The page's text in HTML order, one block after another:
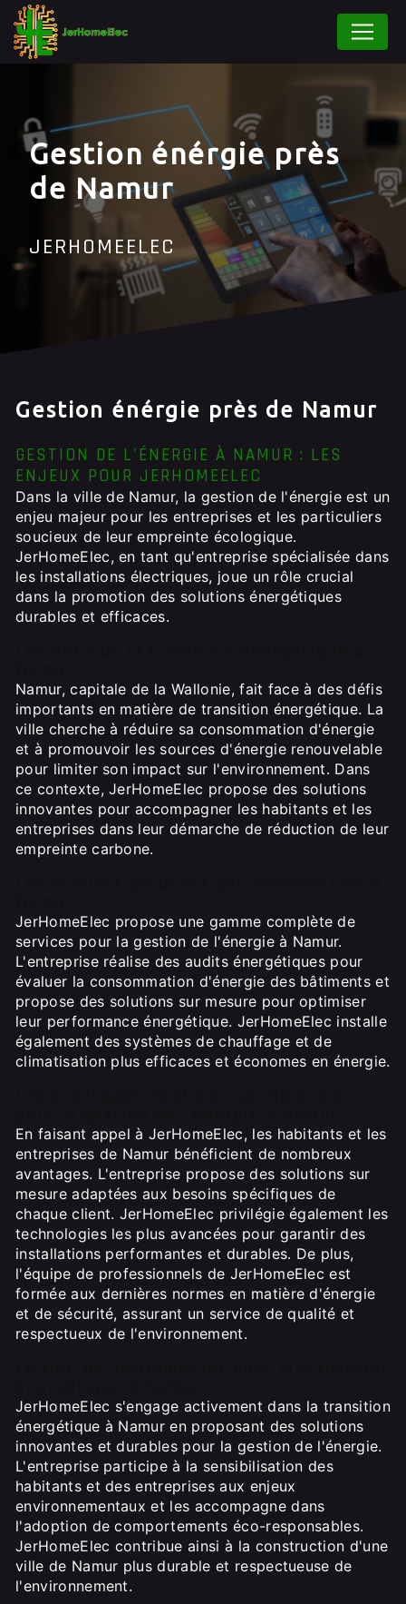
Gestion énérgie près
de Namur
JERHOMEELEC
Gestion énérgie près de Namur
GESTION DE L'ÉNERGIE À NAMUR : LES
ENJEUX POUR JERHOMEELEC
Dans la ville de Namur, la gestion de l'énergie est un
enjeu majeur pour les entreprises et les particuliers
soucieux de leur empreinte écologique.
JerHomeElec, en tant qu'entreprise spécialisée dans
les installations électriques, joue un rôle crucial
dans la promotion des solutions énergétiques
durables et efficaces.
Namur, capitale de la Wallonie, fait face à des défis
importants en matière de transition énergétique. La
ville cherche à réduire sa consommation d'énergie
et à promouvoir les sources d'énergie renouvelable
pour limiter son impact sur l'environnement. Dans
ce contexte, JerHomeElec propose des solutions
innovantes pour accompagner les habitants et les
entreprises dans leur démarche de réduction de leur
empreinte carbone.
JerHomeElec propose une gamme complète de
services pour la gestion de l'énergie à Namur.
L'entreprise réalise des audits énergétiques pour
évaluer la consommation d'énergie des bâtiments et
propose des solutions sur mesure pour optimiser
leur performance énergétique. JerHomeElec installe
également des systèmes de chauffage et de
climatisation plus efficaces et économes en énergie.
En faisant appel à JerHomeElec, les habitants et les
entreprises de Namur bénéficient de nombreux
avantages. L'entreprise propose des solutions sur
mesure adaptées aux besoins spécifiques de
chaque client. JerHomeElec privilégie également les
technologies les plus avancées pour garantir des
installations performantes et durables. De plus,
l'équipe de professionnels de JerHomeElec est
formée aux dernières normes en matière d'énergie
et de sécurité, assurant un service de qualité et
respectueux de l'environnement.
JerHomeElec s'engage activement dans la transition
énergétique à Namur en proposant des solutions
innovantes et durables pour la gestion de l'énergie.
L'entreprise participe à la sensibilisation des
habitants et des entreprises aux enjeux
environnementaux et les accompagne dans
l'adoption de comportements éco-responsables.
JerHomeElec contribue ainsi à la construction d'une
ville de Namur plus durable et respectueuse de
l'environnement.
Panneau de gestion des cookies